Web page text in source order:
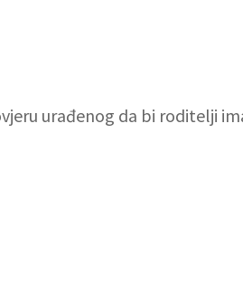
urađenog da bi roditelji